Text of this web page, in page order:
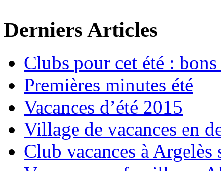
Derniers Articles
Clubs pour cet été :
Premières minutes été
Vacances d’été 2015
Village de vacances en
Club vacances à Argelès